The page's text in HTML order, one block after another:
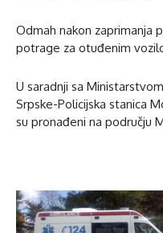
Odmah nakon zaprimanja
potrage za otuđenim
U saradnji sa
Srpske-Policijska stanica
su pronađeni na području